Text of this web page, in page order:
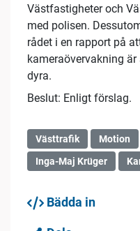
Västfastigheter och
med polisen.
rådet i en rapport på
kameraövervakning
dyra.
Beslut: Enligt förslag.
Västtrafik Motion
Inga-Maj Krüger
Bädda in